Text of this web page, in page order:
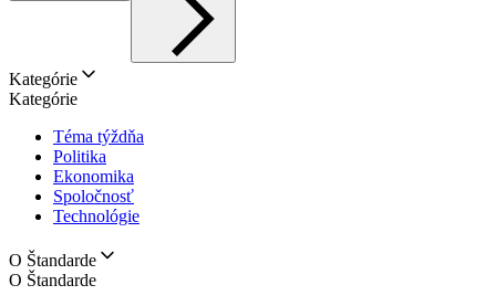
Kategórie
Kategórie
Téma týždňa
Politika
Ekonomika
Spoločnosť
Technológie
O Štandarde
O Štandarde